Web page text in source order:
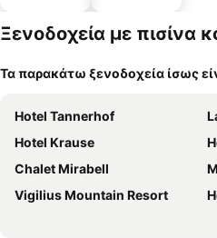
Ξενοδοχεία με πισίνα
Τα παρακάτω ξενοδοχεία ίσως
Hotel Tannerhof
Hotel Krause
Chalet Mirabell
Vigilius Mountain Resort